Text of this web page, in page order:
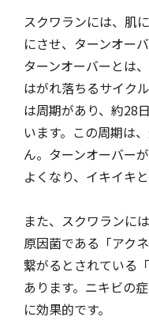
スクワランには、肌
にさせ、ターンオー
ターンオーバーとは
はがれ落ちるサイク
は周期があり、約28
います。この周期は
ん。ターンオーバー
よくなり、イキイキ
また、スクワランに
原因菌である「アク
繋がるとされている
あります。ニキビの
に効果的です。